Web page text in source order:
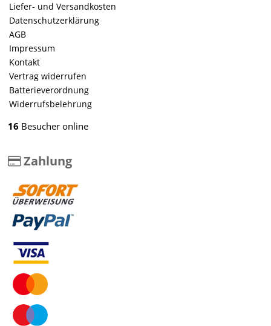
Liefer- und Versandkosten
Datenschutzerklärung
AGB
Impressum
Kontakt
Vertrag widerrufen
Batterieverordnung
Widerrufsbelehrung
16 Besucher online
Zahlung